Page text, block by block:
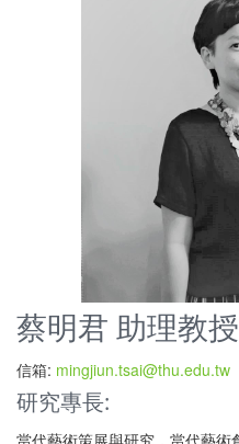
蔡明君 助理教授
信箱: mingjiun.tsai@thu.edu.tw
研究專長:
當代藝術策展與研究，當代藝